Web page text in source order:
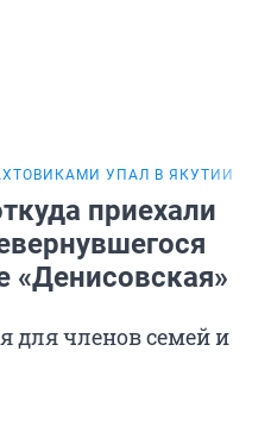
УПАЛ В ЯКУТИИ
приехали
«Денисовская»
для членов семей и